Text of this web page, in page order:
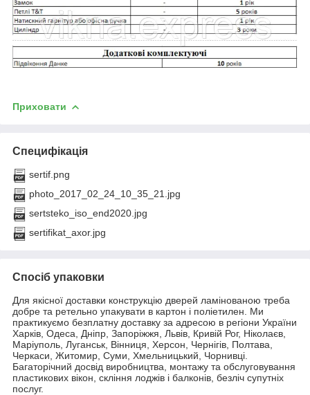
Приховати
Специфікація
sertif.png
photo_2017_02_24_10_35_21.jpg
sertsteko_iso_end2020.jpg
sertifikat_axor.jpg
Спосіб упаковки
Для якісної доставки конструкцію дверей ламінованою треба
добре та ретельно упакувати в картон і поліетилен. Ми
практикуємо безплатну доставку за адресою в регіони України
Харків, Одеса, Дніпр, Запоріжжя, Львів, Кривій Рог, Ніколаєв,
Маріуполь, Луганськ, Вінниця, Херсон, Чернігів, Полтава,
Черкаси, Житомир, Суми, Хмельницький, Чорнивці.
Багаторічний досвід виробництва, монтажу та обслуговування
пластикових вікон, скління лоджів і балконів, безліч супутніх
послуг.